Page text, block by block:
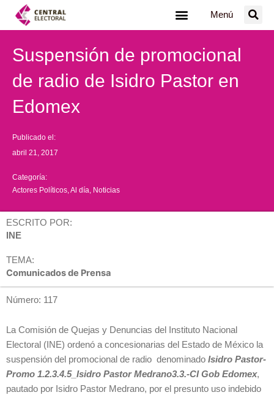
Menú
Suspensión de promocional
de radio de Isidro Pastor en
Edomex
Publicado el:
abril 21, 2017
Categoría:
Actores Políticos Al día Noticias
ESCRITO POR:
INE
TEMA:
Comunicados de Prensa
Número: 117
La Comisión de Quejas y Denuncias del Instituto Nacional
Electoral (INE) ordenó a concesionarias del Estado de México la
suspensión del promocional de radio denominado Isidro Pastor-
Promo 1.2.3.4.5_Isidro Pastor Medrano3.3.-CI Gob Edomex,
pautado por Isidro Pastor Medrano, por el presunto uso indebido